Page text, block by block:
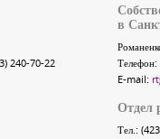
240-70-22
в
E-mail:
Отдел
Тел.: